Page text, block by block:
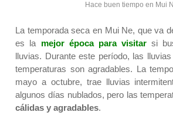
Hace buen tiempo en Mui
La temporada seca en Mui Ne, que va
es la mejor época para visitar si
lluvias. Durante este período, las
temperaturas son agradables. La
mayo a octubre, trae lluvias
algunos días nublados, pero las
cálidas y agradables.